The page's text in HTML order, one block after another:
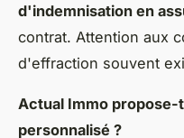
d'indemnisation en
contrat. Attention aux
d'effraction souvent
Actual Immo
personnalisé ?